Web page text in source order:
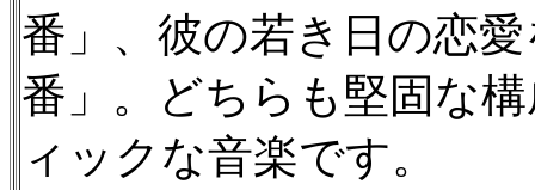
番」、彼の若き日の恋
番」。どちらも堅固な
ィックな音楽です。